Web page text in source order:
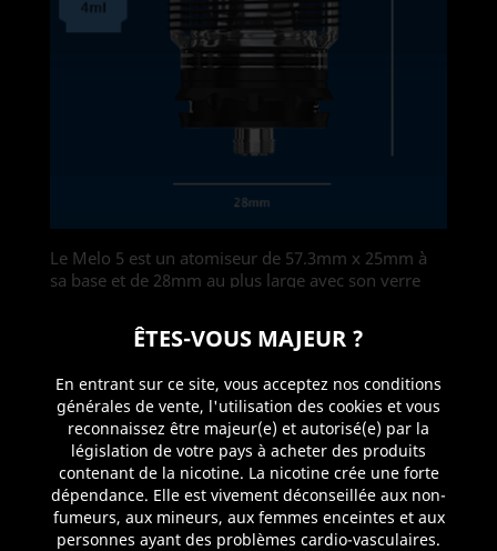
Le Melo 5 est un atomiseur de 57.3mm x 25mm à
sa base et de 28mm au plus large avec son verre
inoxydable et en verre Pyrex protégé par des
bandes en silicone, il dispose d'une contenance de
ÊTES-VOUS MAJEUR ?
En entrant sur ce site, vous acceptez nos conditions
générales de vente, l'utilisation des cookies et vous
reconnaissez être majeur(e) et autorisé(e) par la
législation de votre pays à acheter des produits
contenant de la nicotine. La nicotine crée une forte
dépendance. Elle est vivement déconseillée aux non-
fumeurs, aux mineurs, aux femmes enceintes et aux
personnes ayant des problèmes cardio-vasculaires.